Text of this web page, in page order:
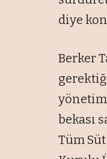
diye
Berker
bekası
Tüm